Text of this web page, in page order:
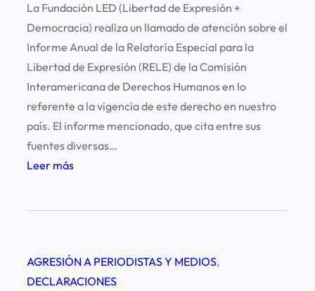
r
r
e
s
p
o
n
s
a
d
La Fundación LED (Libertad de Expresión +
Democracia) realiza un llamado de atención sobre el
Informe Anual de la Relatoría Especial para la
Libertad de Expresión (RELE) de la Comisión
Interamericana de Derechos Humanos en lo
referente a la vigencia de este derecho en nuestro
país. El informe mencionado, que cita entre sus
fuentes diversas…
Leer más:
l
a
AGRESIÓN A PERIODISTAS Y MEDIOS
DECLARACIONES